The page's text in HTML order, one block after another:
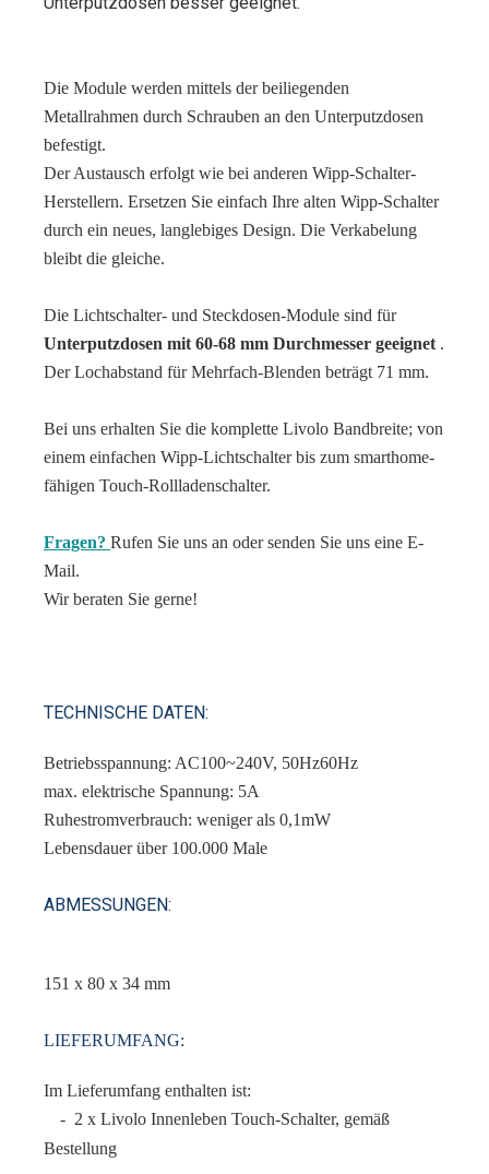
Die Module werden mittels der beiliegenden
Metallrahmen durch Schrauben an den Unterputzdosen
befestigt.
Der Austausch erfolgt wie bei anderen Wipp-Schalter-
Herstellern. Ersetzen Sie einfach Ihre alten Wipp-Schalter
durch ein neues, langlebiges Design. Die Verkabelung
bleibt die gleiche.
Die Lichtschalter- und Steckdosen-Module sind für
Unterputzdosen mit 60-68 mm Durchmesser geeignet .
Der Lochabstand für Mehrfach-Blenden beträgt 71 mm.
Bei uns erhalten Sie die komplette Livolo Bandbreite; von
einem einfachen Wipp-Lichtschalter bis zum smarthome-
fähigen Touch-Rollladenschalter.
Fragen? Rufen Sie uns an oder senden Sie uns eine E-
Mail.
Wir beraten Sie gerne!
TECHNISCHE DATEN:
Betriebsspannung: AC100~240V, 50Hz60Hz
max. elektrische Spannung: 5A
Ruhestromverbrauch: weniger als 0,1mW
Lebensdauer über 100.000 Male
ABMESSUNGEN:
151 x 80 x 34 mm
LIEFERUMFANG:
Im Lieferumfang enthalten ist:
- 2 x Livolo Innenleben Touch-Schalter, gemäß
Bestellung